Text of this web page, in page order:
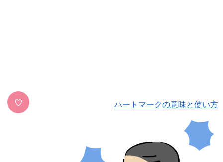
♡ ハートマークの意味と使い方